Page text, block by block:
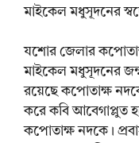
মাইকেল মধুসূদনের
যশোর জেলার
মাইকেল মধুসূদনের
রয়েছে কপোতাক্ষ
করে কবি আবেগাপ্লুত
কপোতাক্ষ নদকে।